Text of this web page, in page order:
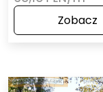
Zobacz